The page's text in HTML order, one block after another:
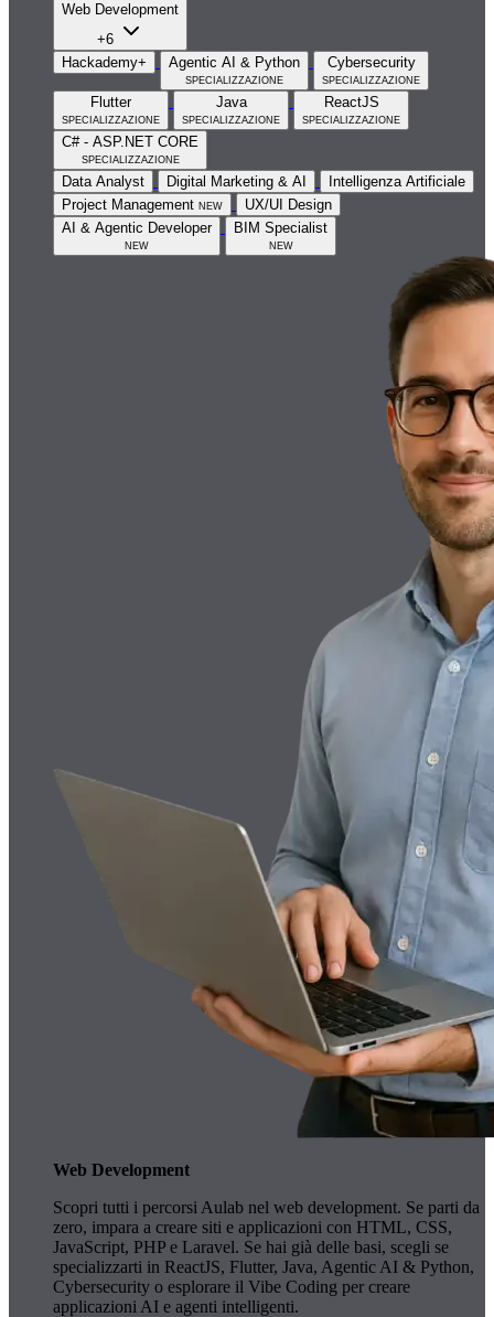
Web Development
+6
Hackademy+
Agentic AI & Python
specializzazione
Cybersecurity
specializzazione
Flutter
specializzazione
Java
specializzazione
ReactJS
specializzazione
C# - ASP.NET CORE
specializzazione
Data Analyst
Digital Marketing & AI
Intelligenza Artificiale
Project Management new
UX/UI Design
AI & Agentic Developer
new
BIM Specialist
new
Web Development
Scopri tutti i percorsi Aulab nel web development. Se parti da
zero, impara a creare siti e applicazioni con HTML, CSS,
JavaScript, PHP e Laravel. Se hai già delle basi, scegli se
specializzarti in ReactJS, Flutter, Java, Agentic AI & Python,
Cybersecurity o esplorare il Vibe Coding per creare
applicazioni AI e agenti intelligenti.